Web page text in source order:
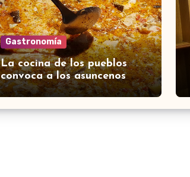
Gastronomía
La cocina de los pueblos
convoca a los asuncenos